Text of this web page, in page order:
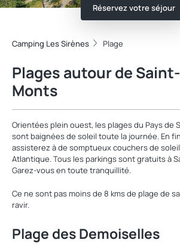
Réservez votre séjour
Camping Les Sirènes Plage
Plages autour de
Monts
Orientées plein ouest, les plages du Pays de
sont baignées de soleil toute la journée. En
assisterez à de somptueux couchers de
Atlantique. Tous les parkings sont gratuits à
Garez-vous en toute tranquillité.
Ce ne sont pas moins de 8 kms de plage de
ravir.
Plage des Demoiselles